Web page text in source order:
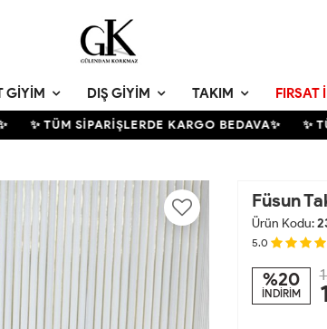
GIYIM DIŞ GIYIM TAKIM FIRSAT
✨ TÜM SİPARİŞLERDE KARGO BEDAVA✨ ✨ TÜM
Füsun
Ürün Kodu:
5.0
%20
İNDİRİM